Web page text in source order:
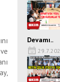
Devamı..